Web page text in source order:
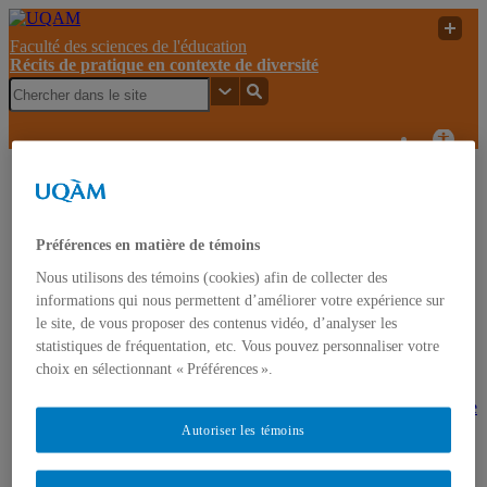
Faculté des sciences de l'éducation
Récits de pratique en contexte de diversité
diversité
Récits de pratique en contexte de diversité
Accueil
À propos
Faire une différence. Guide de sensibilisation à partir de
récits de pratique d’enseignants.e.s oeuvrant auprès
l’intention du personnel enseignant, 2025
Préférences en matière de témoins
Nous utilisons des témoins (cookies) afin de collecter des
informations qui nous permettent d’améliorer votre expérience sur
le site, de vous proposer des contenus vidéo, d’analyser les
statistiques de fréquentation, etc. Vous pouvez personnaliser votre
choix en sélectionnant « Préférences ».
Autoriser les témoins